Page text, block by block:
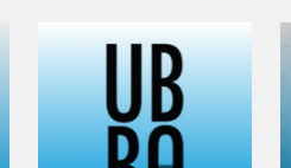
FRANCE
CASCADE